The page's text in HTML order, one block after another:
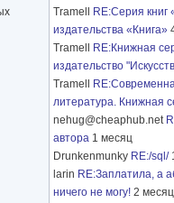
Tramell
RE:Серия книг
издательства «Книга»
Tramell
RE:Книжная
издательство
Tramell
литература. Книжная
nehug@cheaphub.net
автора 1 месяц
Drunkenmunky RE:/sql/
larin RE:Заплатила, а
ничего не могу! 2